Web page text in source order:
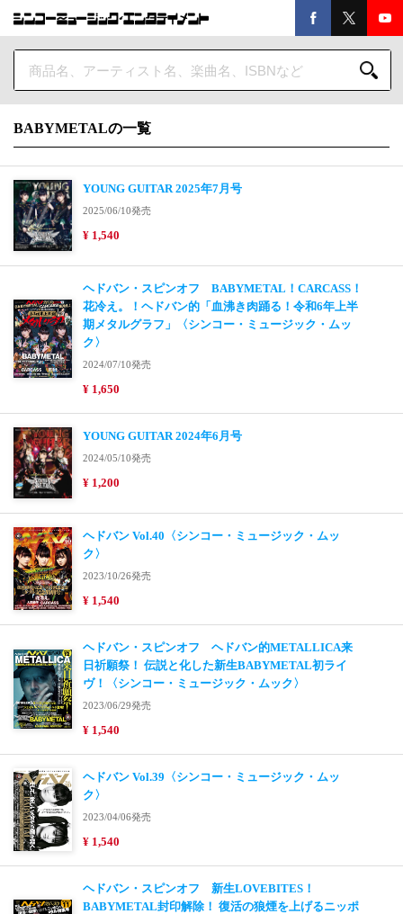
BABYMETALの一覧
YOUNG GUITAR 2025年7月号
2025/06/10発売
¥ 1,540
ヘドバン・スピンオフ BABYMETAL！CARCASS！
花冷え。！ヘドバン的「血沸き肉踊る！令和6年上半
期メタルグラフ」〈シンコー・ミュージック・ムッ
ク〉
2024/07/10発売
¥ 1,650
YOUNG GUITAR 2024年6月号
2024/05/10発売
¥ 1,200
ヘドバン Vol.40〈シンコー・ミュージック・ムッ
ク〉
2023/10/26発売
¥ 1,540
ヘドバン・スピンオフ ヘドバン的METALLICA来
日祈願祭！ 伝説と化した新生BABYMETAL初ライ
ヴ！〈シンコー・ミュージック・ムック〉
2023/06/29発売
¥ 1,540
ヘドバン Vol.39〈シンコー・ミュージック・ムッ
ク〉
2023/04/06発売
¥ 1,540
ヘドバン・スピンオフ 新生LOVEBITES！
BABYMETAL封印解除！ 復活の狼煙を上げるニッポ